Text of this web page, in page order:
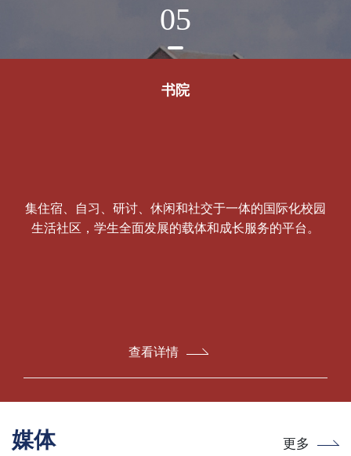
05
书院
集住宿、自习、研讨、休闲和社交于一体的国际化校园
生活社区，学生全面发展的载体和成长服务的平台。
查看详情
媒体 更多